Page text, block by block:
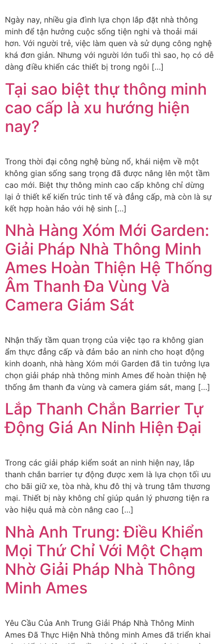
Ngày nay, nhiều gia đình lựa chọn lắp đặt nhà thông
minh để tận hưởng cuộc sống tiện nghi và thoải mái
hơn. Với người trẻ, việc làm quen và sử dụng công nghệ
khá đơn giản. Nhưng với người lớn tuổi thì sao, họ có dễ
dàng điều khiển các thiết bị trong ngôi […]
Tại sao biệt thự thông minh
cao cấp là xu hướng hiện
nay?
Trong thời đại công nghệ bùng nổ, khái niệm về một
không gian sống sang trọng đã được nâng lên một tầm
cao mới. Biệt thự thông minh cao cấp không chỉ dừng
lại ở thiết kế kiến trúc tinh tế và đẳng cấp, mà còn là sự
kết hợp hoàn hảo với hệ sinh […]
Nhà Hàng Xóm Mới Garden:
Giải Pháp Nhà Thông Minh
Ames Hoàn Thiện Hệ Thống
Âm Thanh Đa Vùng Và
Camera Giám Sát
Nhận thấy tầm quan trọng của việc tạo ra không gian
ẩm thực đẳng cấp và đảm bảo an ninh cho hoạt động
kinh doanh, nhà hàng Xóm mới Garden đã tin tưởng lựa
chọn giải pháp nhà thông minh Ames để hoàn thiện hệ
thống âm thanh đa vùng và camera giám sát, mang […]
Lắp Thanh Chắn Barrier Tự
Động Giá An Ninh Hiện Đại
Trong các giải pháp kiểm soát an ninh hiện nay, lắp
thanh chắn barrier tự động được xem là lựa chọn tối ưu
cho bãi giữ xe, tòa nhà, khu đô thị và trung tâm thương
mại. Thiết bị này không chỉ giúp quản lý phương tiện ra
vào hiệu quả mà còn nâng cao […]
Nhà Anh Trung: Điều Khiển
Mọi Thứ Chỉ Với Một Chạm
Nhờ Giải Pháp Nhà Thông
Minh Ames
Yêu Cầu Của Anh Trung Giải Pháp Nhà Thông Minh
Ames Đã Thực Hiện Nhà thông minh Ames đã triển khai